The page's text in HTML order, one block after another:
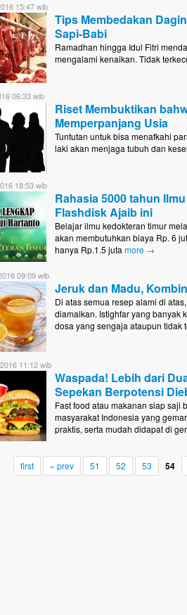
15:47 wib
Tips Membedakan
Sapi-Babi
Ramadhan hingga Idul Fitri
mengalami kenaikan. Tidak
06:33 wib
Riset Membuktikan
Memperpanjang Usia
Tuntutan untuk bisa menafkahi
laki akan menjaga tubuh dan
18:53 wib
Rahasia 5000 tahun
Flashdisk Ajaib ini
Belajar ilmu kedokteran timur
akan membutuhkan biaya Rp. 6
hanya Rp.1.5 juta more →
09:09 wib
Jeruk dan Madu,
Di atas semua resep alami di
diamalkan. Istighfar yang banyak
dosa yang sengaja ataupun tidak
11:12 wib
Waspada! Lebih dari
Sepekan Berpotensi
Fast food atau makanan siap saji
masyarakat Indonesia yang
praktis, serta mudah didapat di
first « prev 51 52 53 54